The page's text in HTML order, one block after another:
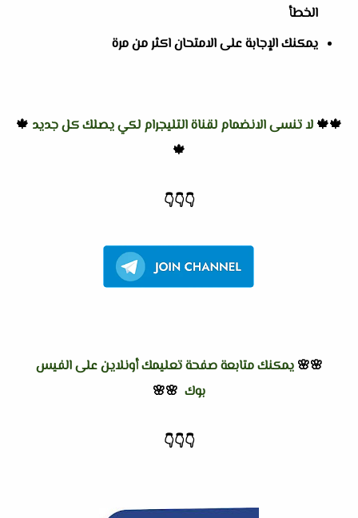
الخطأ
يمكنك الإجابة على الامتحان اكثر من مرة
🍁🍁 لا تنسى الانضمام لقناة التليجرام لكي يصلك كل جديد 🍁
🍁
👇
👇
👇
🌸🌸 يمكنك متابعة صفحة تعليمك أونلاين على الفيس
بوك 🌸🌸
👇
👇
👇